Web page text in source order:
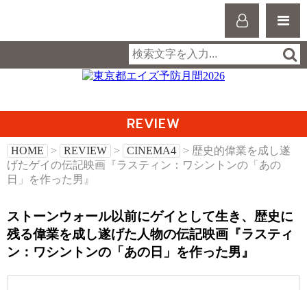
REVIEW
HOME > REVIEW > CINEMA4
> 歴史的偉業を成し遂
げたゲイの伝記映画『ラスティン：ワシントンの「あの
日」を作った男』
ストーンウォール以前にゲイとして生き、歴史に
残る偉業を成し遂げた人物の伝記映画『ラスティ
ン：ワシントンの「あの日」を作った男』